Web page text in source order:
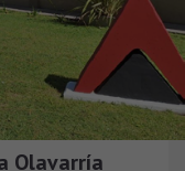
Olavarría